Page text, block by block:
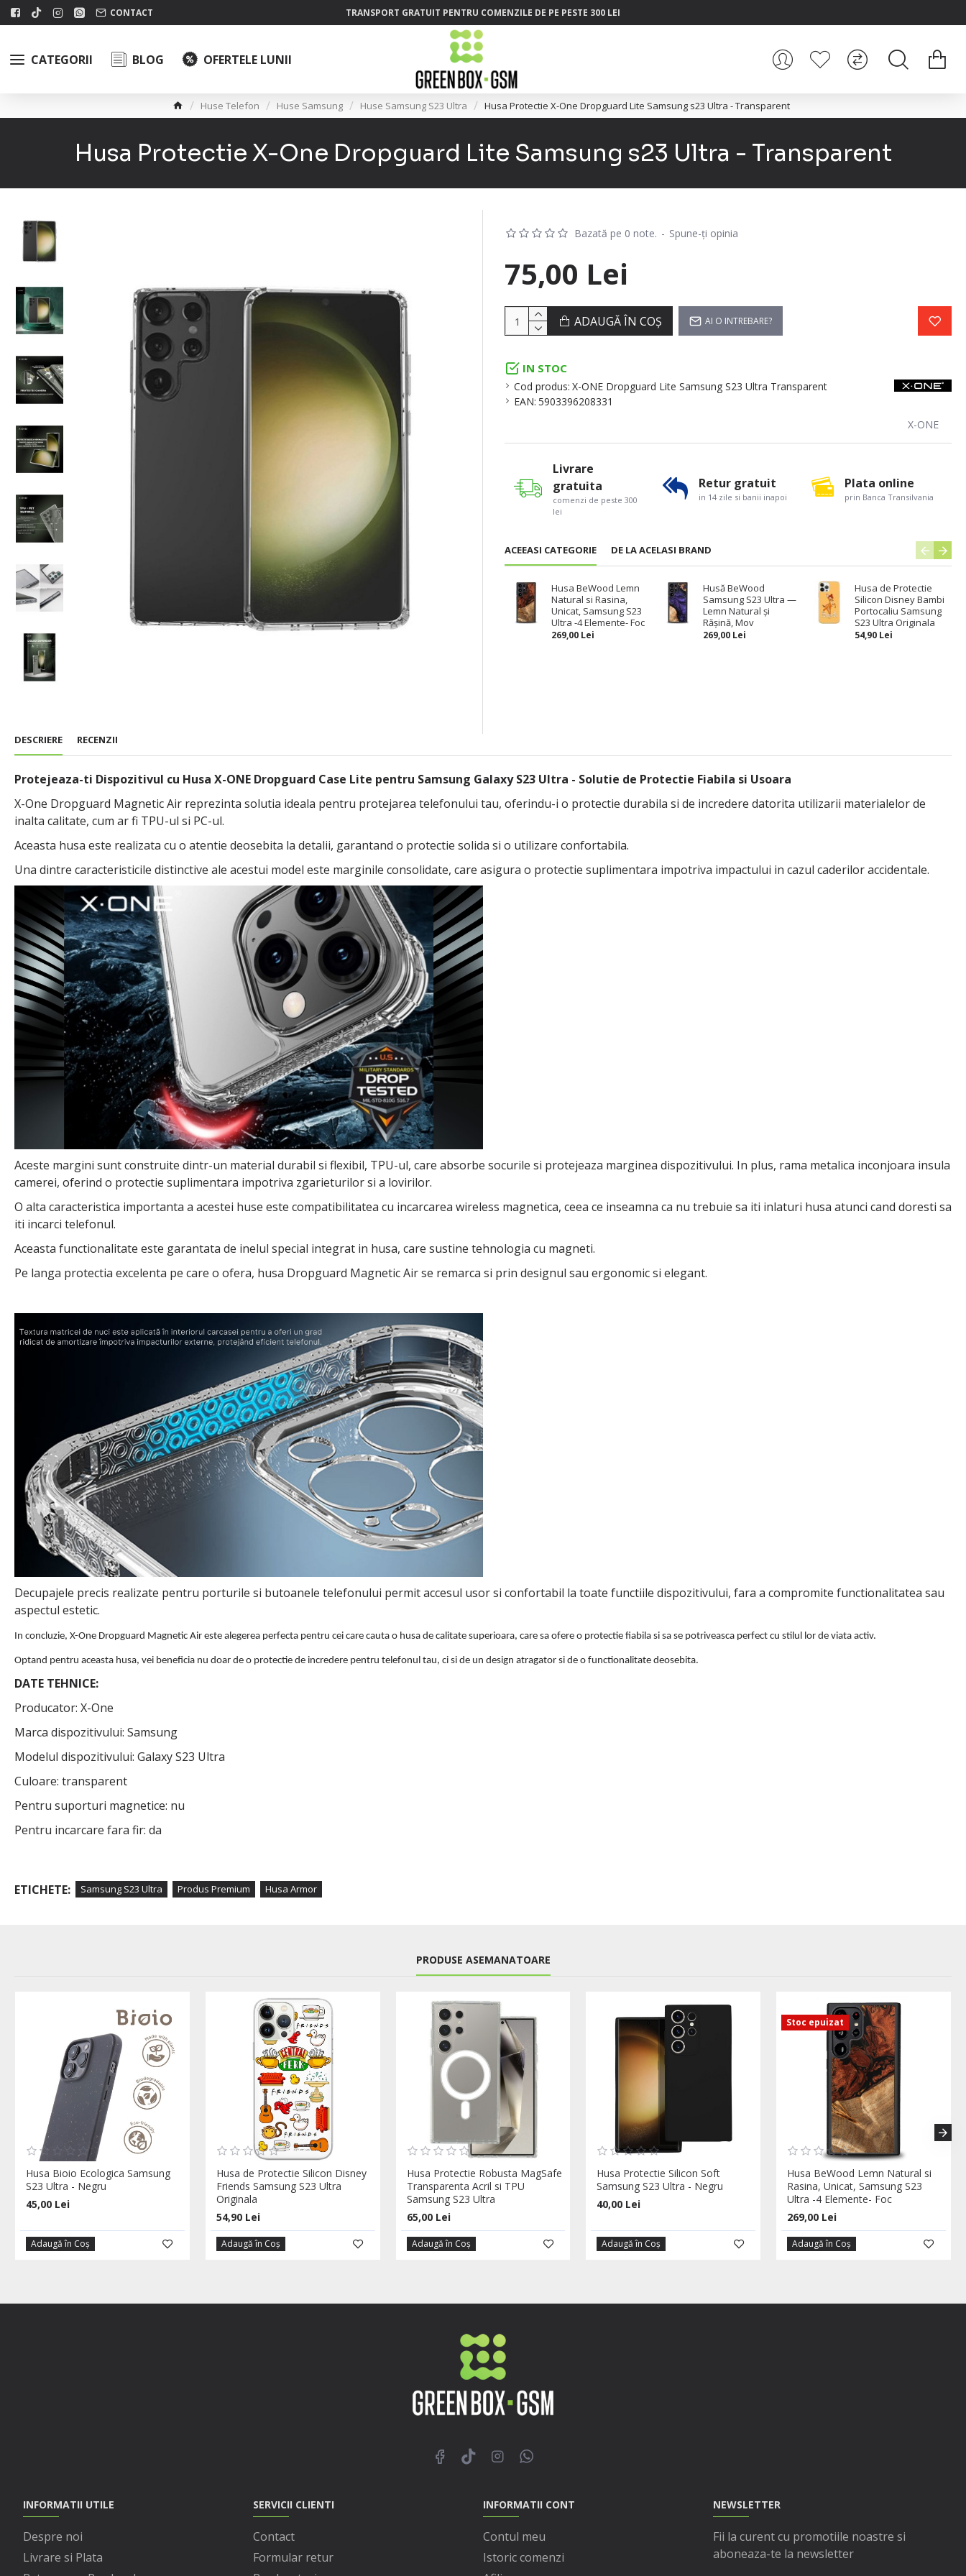
CONTACT TRANSPORT GRATUIT PENTRU COMENZILE DE PE PESTE 300 LEI
CATEGORII BLOG OFERTELE LUNII
Huse Telefon Huse Samsung Huse Samsung S23 Ultra Husa Protectie X-One Dropguard Lite Samsung s23 Ultra - Transparent
Husa Protectie X-One Dropguard Lite Samsung s23 Ultra - Transparent
IN STOC
Cod produs: X-ONE Dropguard Lite Samsung S23 Ultra Transparent
EAN: 5903396208331
X-ONE
Bazată pe 0 note. - Spune-ţi opinia
75,00 Lei
ADAUGĂ ÎN COŞ AI O INTREBARE?
ACEEASI CATEGORIE DE LA ACELASI BRAND
Husa BeWood Lemn
Natural si Rasina,
Unicat, Samsung S23
Ultra -4 Elemente- Foc
269,00 Lei
Husă BeWood
Samsung S23 Ultra —
Lemn Natural și
Rășină, Mov
269,00 Lei
Husa de Protectie
Silicon Disney Bambi
Portocaliu Samsung
S23 Ultra Originala
54,90 Lei
Livrare
gratuita
comenzi de peste 300
lei
Retur gratuit
in 14 zile si banii inapoi
Plata online
prin Banca Transilvania
DESCRIERE RECENZII
Protejeaza-ti Dispozitivul cu Husa X-ONE Dropguard Case Lite pentru Samsung Galaxy S23 Ultra - Solutie de Protectie Fiabila si Usoara
X-One Dropguard Magnetic Air reprezinta solutia ideala pentru protejarea telefonului tau, oferindu-i o protectie durabila si de incredere datorita utilizarii materialelor de
inalta calitate, cum ar fi TPU-ul si PC-ul.
Aceasta husa este realizata cu o atentie deosebita la detalii, garantand o protectie solida si o utilizare confortabila.
Una dintre caracteristicile distinctive ale acestui model este marginile consolidate, care asigura o protectie suplimentara impotriva impactului in cazul caderilor accidentale.
Aceste margini sunt construite dintr-un material durabil si flexibil, TPU-ul, care absorbe socurile si protejeaza marginea dispozitivului. In plus, rama metalica inconjoara insula
camerei, oferind o protectie suplimentara impotriva zgarieturilor si a lovirilor.
O alta caracteristica importanta a acestei huse este compatibilitatea cu incarcarea wireless magnetica, ceea ce inseamna ca nu trebuie sa iti inlaturi husa atunci cand doresti sa
iti incarci telefonul.
Aceasta functionalitate este garantata de inelul special integrat in husa, care sustine tehnologia cu magneti.
Pe langa protectia excelenta pe care o ofera, husa Dropguard Magnetic Air se remarca si prin designul sau ergonomic si elegant.
Decupajele precis realizate pentru porturile si butoanele telefonului permit accesul usor si confortabil la toate functiile dispozitivului, fara a compromite functionalitatea sau
aspectul estetic.
In concluzie, X-One Dropguard Magnetic Air este alegerea perfecta pentru cei care cauta o husa de calitate superioara, care sa ofere o protectie fiabila si sa se potriveasca perfect cu stilul lor de viata activ.
Optand pentru aceasta husa, vei beneficia nu doar de o protectie de incredere pentru telefonul tau, ci si de un design atragator si de o functionalitate deosebita.
DATE TEHNICE:
Producator: X-One
Marca dispozitivului: Samsung
Modelul dispozitivului: Galaxy S23 Ultra
Culoare: transparent
Pentru suporturi magnetice: nu
Pentru incarcare fara fir: da
ETICHETE: Samsung S23 Ultra Produs Premium Husa Armor
PRODUSE ASEMANATOARE
Husa Bioio Ecologica Samsung
S23 Ultra - Negru
45,00 Lei
Adaugă în Coş
Husa de Protectie Silicon Disney
Friends Samsung S23 Ultra
Originala
54,90 Lei
Adaugă în Coş
Husa Protectie Robusta MagSafe
Transparenta Acril si TPU
Samsung S23 Ultra
65,00 Lei
Adaugă în Coş
Husa Protectie Silicon Soft
Samsung S23 Ultra - Negru
40,00 Lei
Adaugă în Coş
Stoc epuizat
Husa BeWood Lemn Natural si
Rasina, Unicat, Samsung S23
Ultra -4 Elemente- Foc
269,00 Lei
Adaugă în Coş
INFORMATII UTILE
Despre noi
Livrare si Plata
SERVICII CLIENTI
Contact
Formular retur
INFORMATII CONT
Contul meu
Istoric comenzi
NEWSLETTER
Fii la curent cu promotiile noastre si
aboneaza-te la newsletter